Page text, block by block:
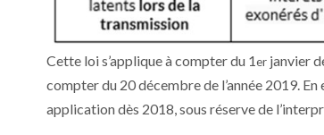
Cette loi s’applique à compter du 1er janvier
compter du 20 décembre de l’année 2019.
application dès 2018, sous réserve de